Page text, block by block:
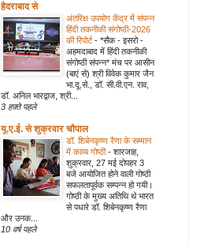
हैदराबाद से
अंतरिक्ष उपयोग केंद्र में संपन्न
हिंदी तकनीकी संगोष्ठी-2026
की रिपोर्ट- *सैक - इसरो -
अहमदाबाद में हिंदी तकनीकी
संगोष्ठी संपन्न* मंच पर आसीन
(बाएं से) श्री विवेक कुमार जैन
भा.दू.से., डॉ. सी.वी.एन. राव,
डॉ. अनिल भारद्वाज, श्री...
3 हफ़्ते पहले
यू.ए.ई. से शुक्रवार चौपाल
डॉ. शिबेनकृष्ण रैणा के सम्मान
में काव्य गोष्ठी- शारजाह,
शुक्रवार, 27 मई दोपहर 3
बजे आयोजित होने वाली गोष्ठी
सफलतापूर्वक सम्पन्न हो गयी।
गोष्ठी के मुख्य अतिथि थे भारत
से पधारे डॉ. शिबेनकृष्ण रैणा
और उनक...
10 वर्ष पहले